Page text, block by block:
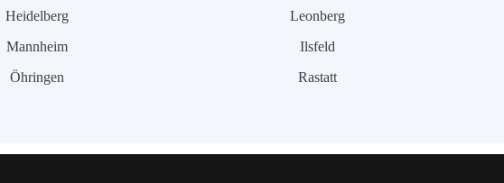
Heidelberg
Mannheim
Öhringen
Leonberg
Ilsfeld
Rastatt